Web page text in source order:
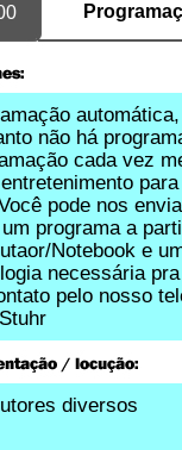
não há
cada vez
pode nos
programa a
Notebook e
necessária
pelo nosso
diversos